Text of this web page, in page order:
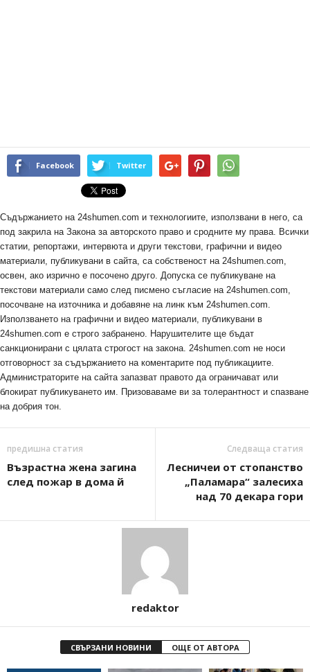
Facebook Twitter
Съдържанието на 24shumen.com и технологиите, използвани в него, са
под закрила на Закона за авторското право и сродните му права. Всички
статии, репортажи, интервюта и други текстови, графични и видео
материали, публикувани в сайта, са собственост на 24shumen.com,
освен, ако изрично е посочено друго. Допуска се публикуване на
текстови материали само след писмено съгласие на 24shumen.com,
посочване на източника и добавяне на линк към 24shumen.com.
Използването на графични и видео материали, публикувани в
24shumen.com е строго забранено. Нарушителите ще бъдат
санкционирани с цялата строгост на закона. 24shumen.com не носи
отговорност за съдържанието на коментарите под публикациите.
Администраторите на сайта запазват правото да ограничават или
блокират публикуването им. Призоваваме ви за толерантност и спазване
на добрия тон.
предишна статия
Възрастна жена загина
след пожар в дома й
Следваща статия
Лесничеи от стопанство
„Паламара“ залесиха
над 70 декара гори
redaktor
СВЪРЗАНИ НОВИНИ ОЩЕ ОТ АВТОРА